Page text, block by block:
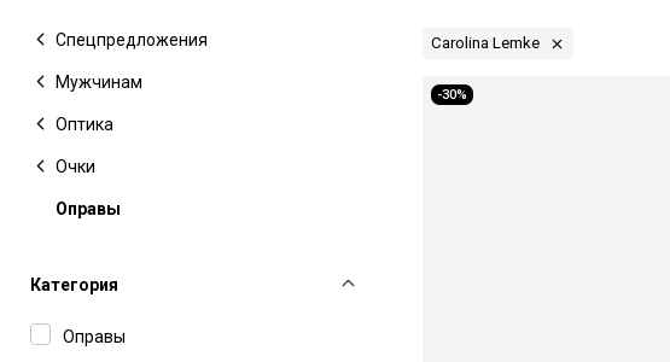
Спецпредложения
Мужчинам
Оптика
Очки
Оправы
Категория
Оправы
Carolina Lemke
-30%